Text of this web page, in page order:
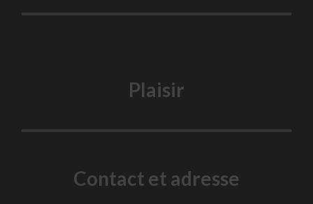
Plaisir
Contact et adresse